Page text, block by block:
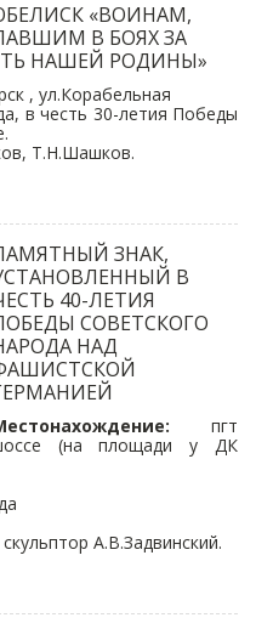
«ВОИНАМ,
В БОЯХ ЗА
НАШЕЙ РОДИНЫ»
, ул.Корабельная
в честь 30-летия Победы
Т.Н.Шашков.
ЗНАК,
В
40-ЛЕТИЯ
СОВЕТСКОГО
НАД
пгт
(на площади у ДК
А.В.Задвинский.